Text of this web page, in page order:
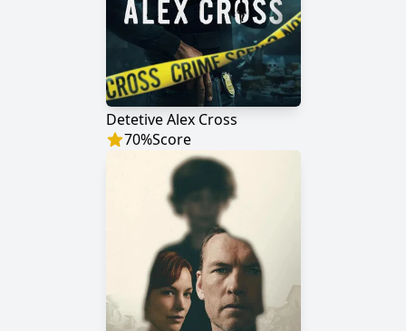
Detetive Alex Cross
70%Score